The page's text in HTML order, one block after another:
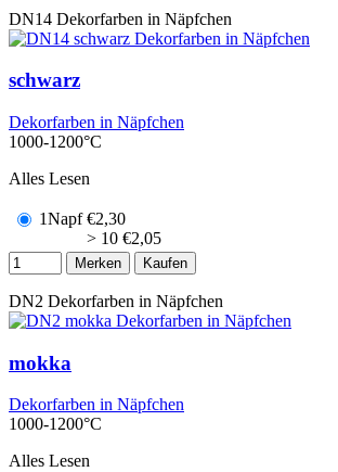
DN14 Dekorfarben in Näpfchen
schwarz
Dekorfarben in Näpfchen
1000-1200°C
Alles Lesen
1Napf €2,30
> 10 €2,05
Merken Kaufen
DN2 Dekorfarben in Näpfchen
mokka
Dekorfarben in Näpfchen
1000-1200°C
Alles Lesen